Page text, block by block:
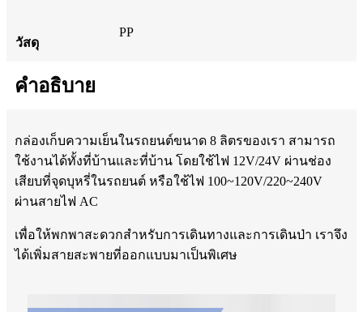
วัสดุ
PP
คำอธิบาย
กล่องเก็บความเย็นในรถยนต์ขนาด 8 ลิตรของเรา สามารถ
ใช้งานได้ทั้งที่บ้านและที่บ้าน โดยใช้ไฟ 12V/24V ผ่านช่อง
เสียบที่จุดบุหรี่ในรถยนต์ หรือใช้ไฟ 100~120V/220~240V
ผ่านสายไฟ AC
เพื่อให้พกพาสะดวกสำหรับการเดินทางและการเดินป่า เราจึง
ได้เพิ่มสายสะพายที่ออกแบบมาเป็นพิเศษ